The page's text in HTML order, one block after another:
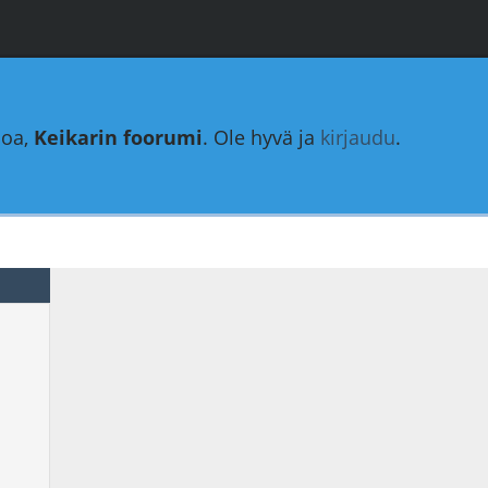
Keikarin foorumi. Ole hyvä ja kirjaudu.